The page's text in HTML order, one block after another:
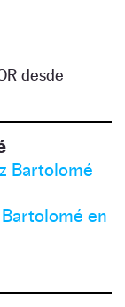
desde
Bartolomé
en